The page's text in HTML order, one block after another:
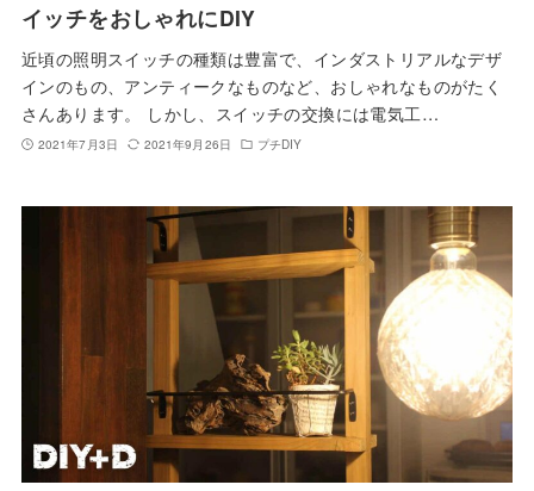
イッチをおしゃれにDIY
近頃の照明スイッチの種類は豊富で、インダストリアルなデザ
インのもの、アンティークなものなど、おしゃれなものがたく
さんあります。 しかし、スイッチの交換には電気工…
2021年7月3日 2021年9月26日 プチDIY